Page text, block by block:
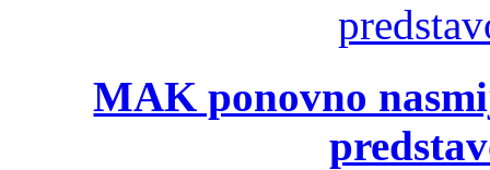
MAK ponovno